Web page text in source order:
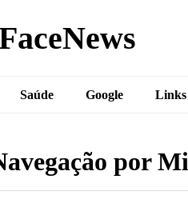
Saúde Google Links
por